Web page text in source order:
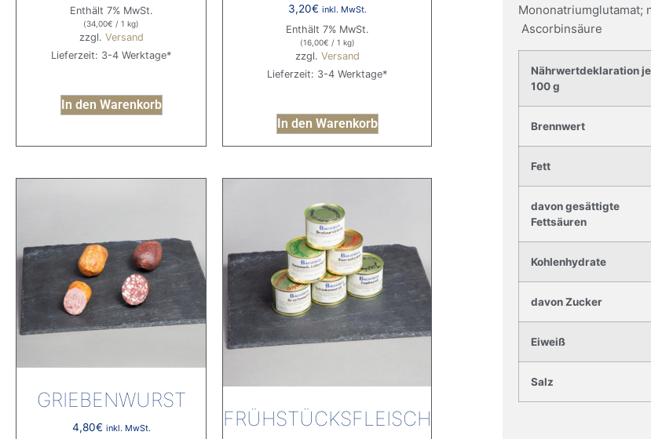
Enthält 7% MwSt.
(34,00€ / 1 kg)
zzgl. Versand
Lieferzeit: 3-4 Werktage*
In den Warenkorb
3,20€ inkl. MwSt.
Enthält 7% MwSt.
(16,00€ / 1 kg)
zzgl. Versand
Lieferzeit: 3-4 Werktage*
In den Warenkorb
GRIEBENWURST
4,80€ inkl. MwSt. FRÜHSTÜCKSFLEISCH
Mononatriumglutamat;
Ascorbinsäure
Nährwertdeklaration je
100 g
Brennwert
Fett
davon gesättigte
Fettsäuren
Kohlenhydrate
davon Zucker
Eiweiß
Salz